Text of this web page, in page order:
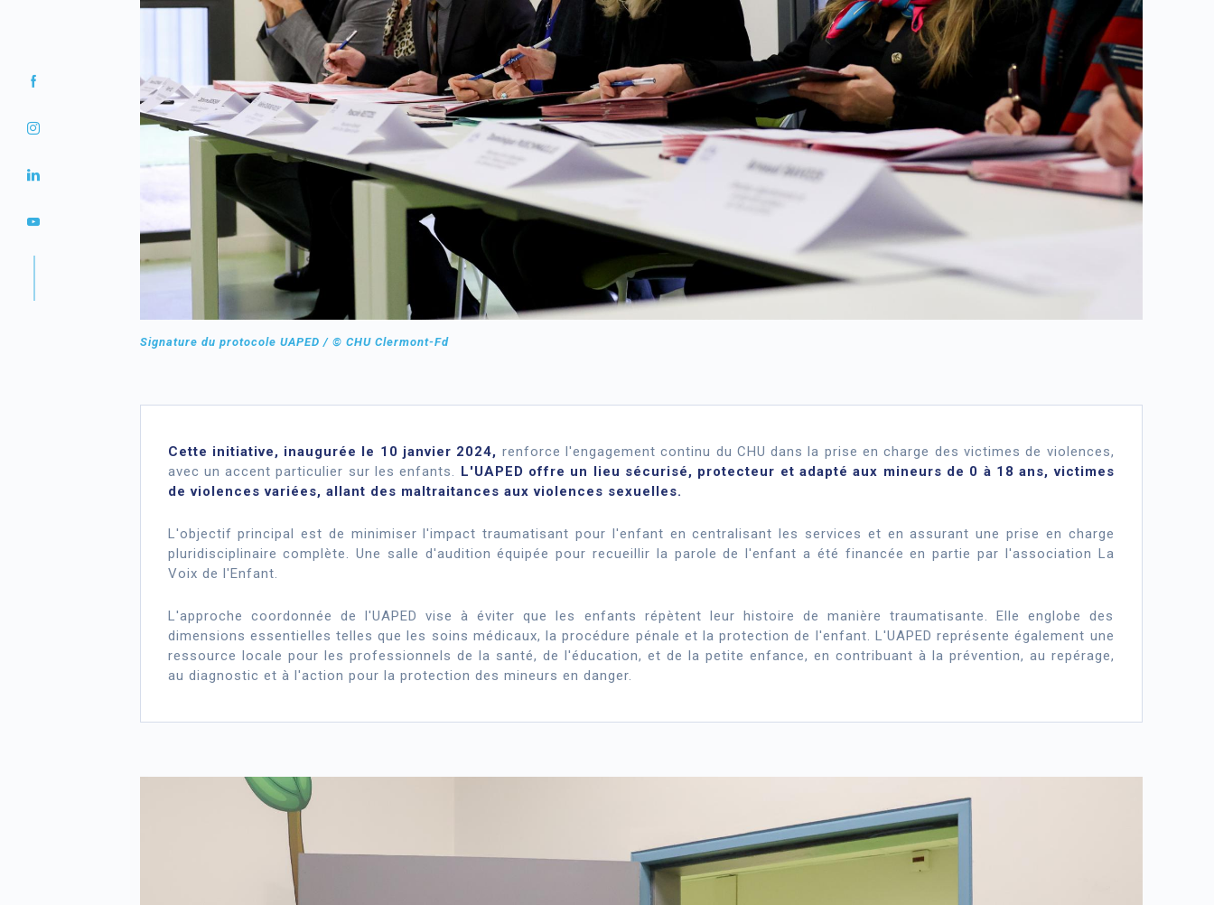
Signature du protocole UAPED / © CHU Clermont-Fd
Cette initiative, inaugurée le 10 janvier 2024, renforce l'engagement continu du CHU dans la prise en charge des victimes de violences,
avec un accent particulier sur les enfants.
L'UAPED offre un lieu sécurisé, protecteur et adapté aux mineurs de 0 à 18 ans, victimes
de violences variées, allant des maltraitances aux violences sexuelles.
L'objectif principal est de minimiser l'impact traumatisant pour l'enfant en centralisant les services et en assurant une prise en charge
pluridisciplinaire complète. Une salle d'audition équipée pour recueillir la parole de l'enfant a été financée en partie par l'association La
Voix de l'Enfant.
L'approche coordonnée de l'UAPED vise à éviter que les enfants répètent leur histoire de manière traumatisante. Elle englobe des
dimensions essentielles telles que les soins médicaux, la procédure pénale et la protection de l'enfant. L'UAPED représente également une
ressource locale pour les professionnels de la santé, de l'éducation, et de la petite enfance, en contribuant à la prévention, au repérage,
au diagnostic et à l'action pour la protection des mineurs en danger.